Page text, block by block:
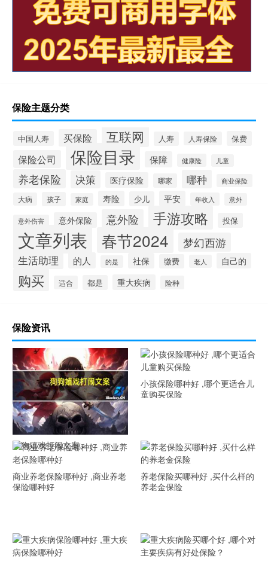
保险主题分类
中国人寿 买保险 互联网 人寿 人寿保险 保费
保险公司 保险目录 保障 健康险 儿童
养老保险 决策 医疗保险 哪家 哪种
商业保险
大病
孩子 家庭 寿险 少儿 平安 年收入 意外
意外伤害 意外保险 意外险 手游攻略 投保
文章列表 春节2024 梦幻西游
生活助理 的人 的是 社保 缴费 老人 自己的
购买 适合 都是 重大疾病 险种
保险资讯
狗狗嬉戏打闹文案
小孩保险哪种好 ,哪个更适合儿
童购买保险
商业养老保险哪种好 ,商业养老
保险哪种好
养老保险买哪种好 ,买什么样的
养老金保险